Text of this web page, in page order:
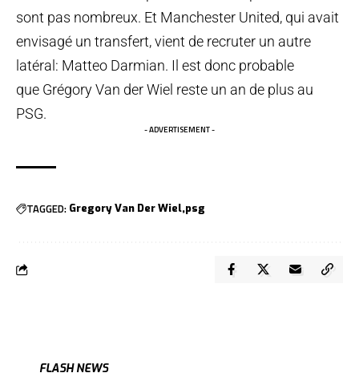
sont pas nombreux. Et Manchester United, qui avait
envisagé un transfert, vient de recruter un autre
latéral: Matteo Darmian. Il est donc probable
que Grégory Van der Wiel reste un an de plus au
PSG.
- ADVERTISEMENT -
TAGGED: Gregory Van Der Wiel psg
FLASH NEWS